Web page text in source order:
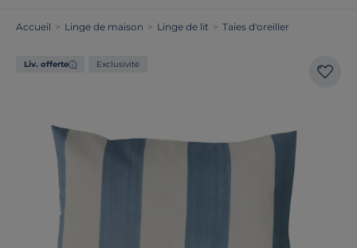
Accueil > Linge de maison > Linge de lit > Taies d'oreiller
Liv. offerte Exclusivité